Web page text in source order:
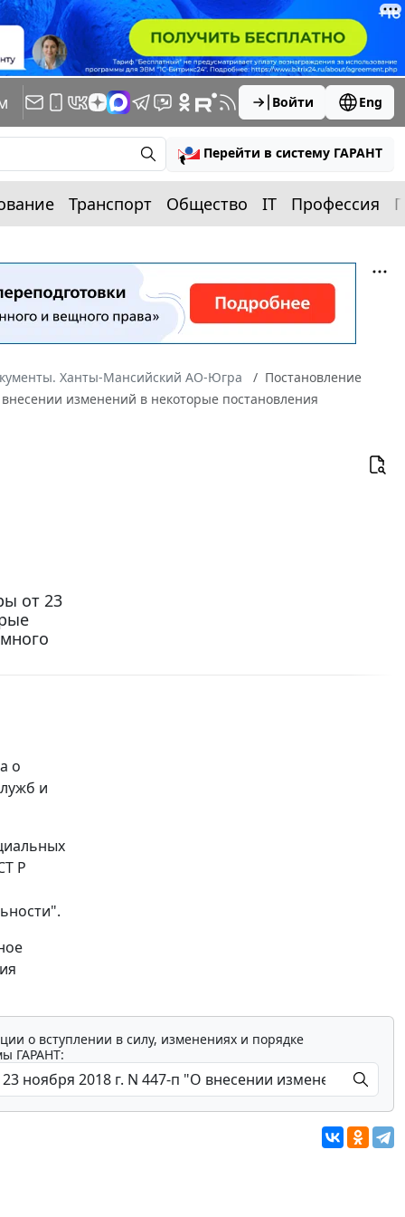
Войти Eng
Перейти в систему ГАРАНТ
Транспорт Общество IT Профессия
Ханты-Мансийский АО-Югра
Постановление
изменений в некоторые постановления
от 23
о
и
Р
о вступлении в силу, изменениях и порядке
ГАРАНТ: